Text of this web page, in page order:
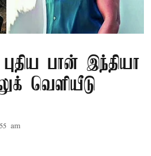
பான் இந்தியா
வெளியீடு
am